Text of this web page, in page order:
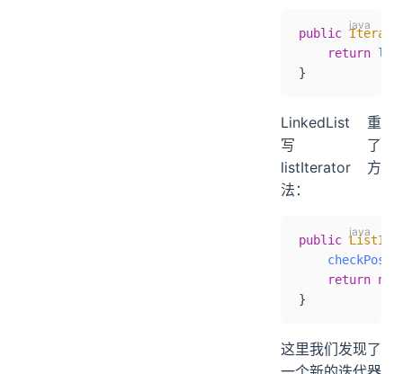
public
    return
}
LinkedList 重
写了
listIterator 方
法：
public
    return
new
}
这里我们发现了